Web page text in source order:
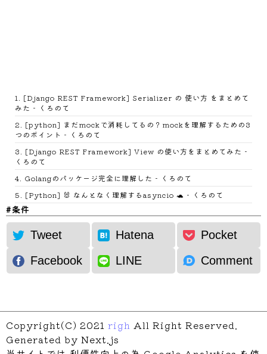
1
[Django REST Framework] Serializer の 使い方 をまとめて
みた - くろのて
2
[python] まだmockで消耗してるの？mockを理解するための3
つのポイント - くろのて
3
[Django REST Framework] View の使い方をまとめてみた -
くろのて
4 Golangのパッケージ完全に理解した - くろのて
5
[Python] 🐰 なんとなく理解するasyncio 🐢 - くろのて
条件
用紙の記入
提出
納付
Tweet Hatena
Pocket
Facebook
LINE Comment
Copyright(C) 2021 righ All Right Reserved.
Generated by Next.js